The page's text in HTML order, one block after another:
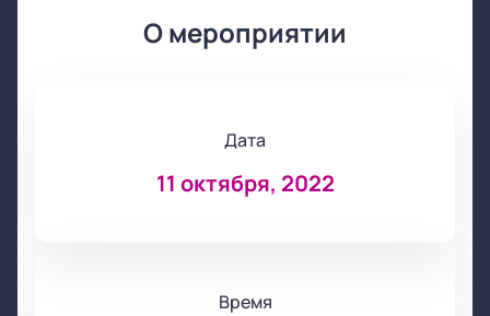
О мероприятии
Дата
11 октября, 2022
Время